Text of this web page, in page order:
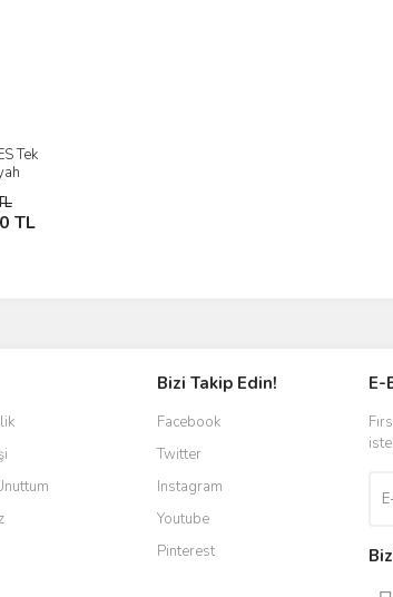
Tek
TL
Bizi Takip Edin!
Facebook
Twitter
Instagram
Youtube
Pinterest
E-